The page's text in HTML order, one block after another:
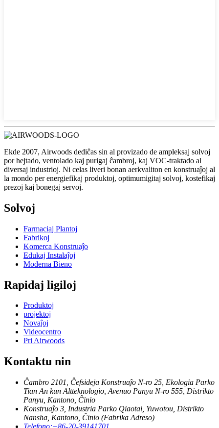
Ekde 2007, Airwoods dediĉas sin al provizado de ampleksaj solvoj
por hejtado, ventolado kaj purigaj ĉambroj, kaj VOC-traktado al
diversaj industrioj. Ni celas liveri bonan aerkvaliton en konstruaĵoj al
la mondo per energiefikaj produktoj, optimumigitaj solvoj, kostefikaj
prezoj kaj bonegaj servoj.
Solvoj
Farmaciaj Plantoj
Fabrikoj
Komerca Konstruaĵo
Edukaj Instalaĵoj
Moderna Bieno
Rapidaj ligiloj
Produktoj
projektoj
Novaĵoj
Videocentro
Pri Airwoods
Kontaktu nin
Ĉambro 2101, Ĉefsideja Konstruaĵo N-ro 25, Ekologia Parko
Tian An kun Altteknologio, Avenuo Panyu N-ro 555, Distrikto
Panyu, Kantono, Ĉinio
Konstruaĵo 3, Industria Parko Qiaotai, Yuwotou, Distrikto
Nansha, Kantono, Ĉinio (Fabrika Adreso)